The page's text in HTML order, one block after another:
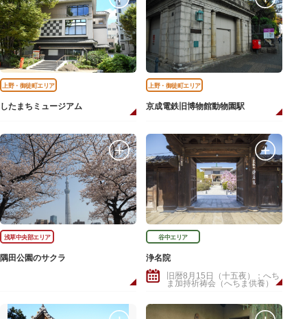
上野・御徒町エリア
したまちミュージアム
上野・御徒町エリア
京成電鉄旧博物館動物園駅
浅草中央部エリア
隅田公園のサクラ
谷中エリア
浄名院
旧暦8月15日（十五夜）：へち
ま加持祈祷会（へちま供養）